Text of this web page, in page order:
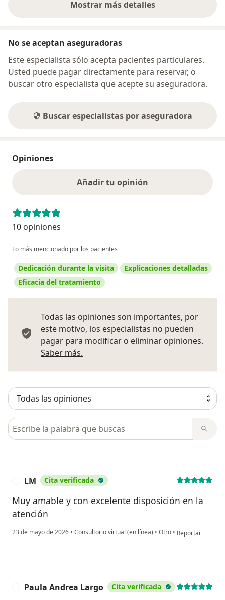
Mostrar más detalles
sobre la dirección
No se aceptan aseguradoras
Este especialista sólo acepta pacientes particulares.
Usted puede pagar directamente para reservar, o
buscar otro especialista que acepte su aseguradora.
Buscar especialistas por aseguradora
Opiniones
Añadir tu opinión
10 opiniones
Lo más mencionado por los pacientes
Dedicación durante la visita
Explicaciones detalladas
Eficacia del tratamiento
Todas las opiniones son importantes, por
este motivo, los especialistas no pueden
pagar para modificar o eliminar opiniones.
Saber más.
Busca en opiniones
LM Cita verificada
Muy amable y con excelente disposición en la
atención
23 de mayo de 2026 • Consultorio virtual (en línea) • Otro • en opinión del
Reportar
Paula Andrea Largo Cita verificada